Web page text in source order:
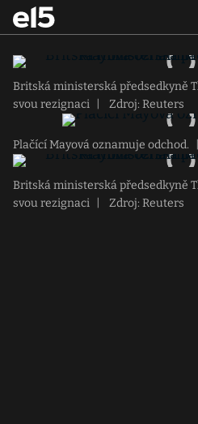
Britská ministerská předsedkyně
svou rezignaci
Zdroj: Reuters
Plačící Mayová oznamuje odchod.
Britská ministerská předsedkyně
svou rezignaci
Zdroj: Reuters